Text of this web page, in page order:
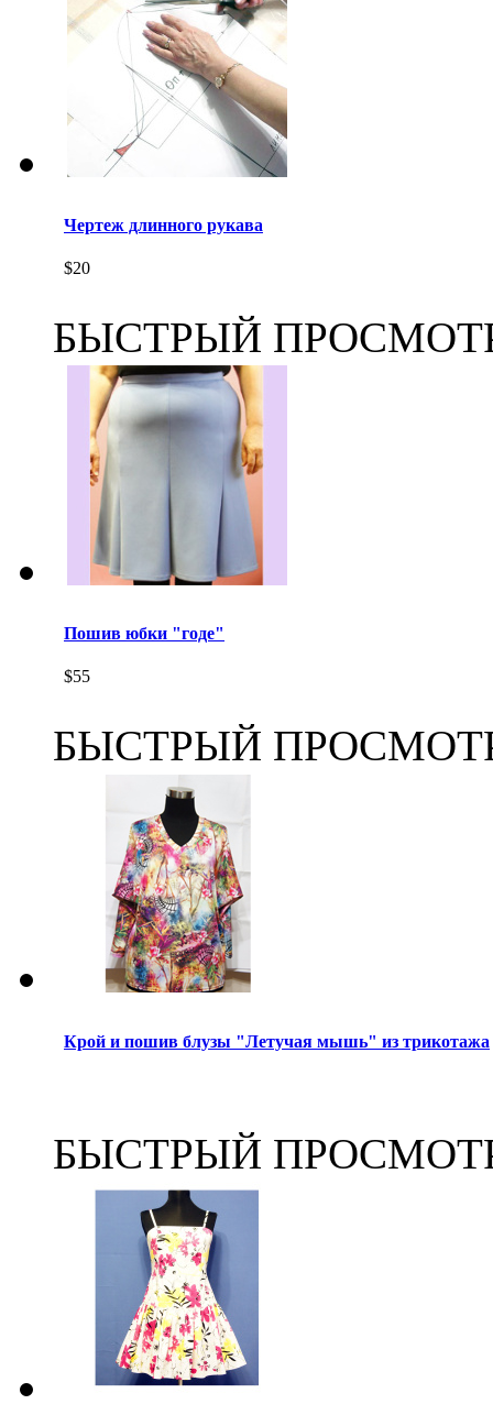
Чертеж длинного рукава
$20
БЫСТРЫЙ
Пошив юбки "годе"
$55
БЫСТРЫЙ
Крой и пошив блузы "Летучая мышь" из трикотажа
БЫСТРЫЙ